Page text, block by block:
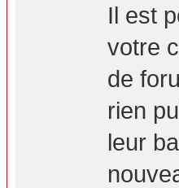
Il est
votre
de
rien
leur